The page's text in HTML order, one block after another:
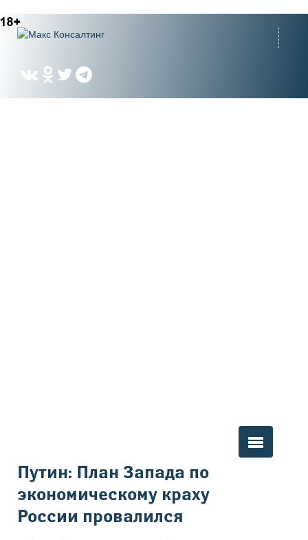
Вы здесь
Путин: План Запада по
экономическому краху
России провалился